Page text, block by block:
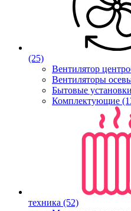
(25)
Вентилятор
Вентиляторы
Бытовые
Комплектующие
техника (52)